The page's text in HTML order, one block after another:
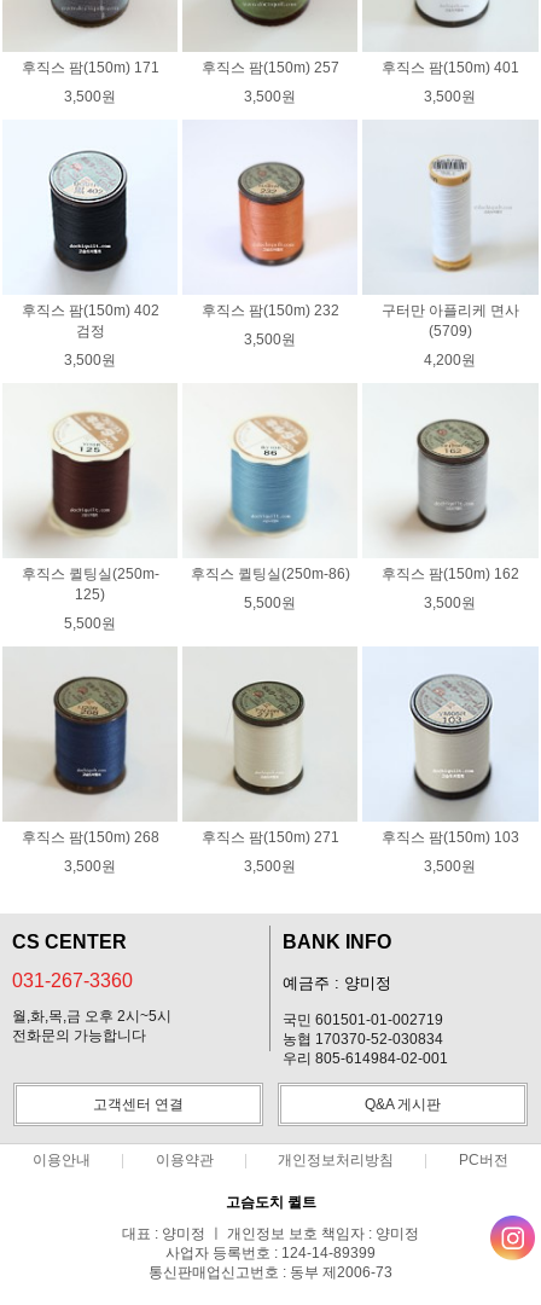
후직스 팜(150m) 171
3,500원
후직스 팜(150m) 257
3,500원
후직스 팜(150m) 401
3,500원
후직스 팜(150m) 402
검정
3,500원
후직스 팜(150m) 232
3,500원
구터만 아플리케 면사
(5709)
4,200원
후직스 퀼팅실(250m-
125)
5,500원
후직스 퀼팅실(250m-86)
5,500원
후직스 팜(150m) 162
3,500원
후직스 팜(150m) 268
3,500원
후직스 팜(150m) 271
3,500원
후직스 팜(150m) 103
3,500원
CS CENTER
031-267-3360
월,화,목,금 오후 2시~5시
전화문의 가능합니다
BANK INFO
예금주 : 양미정
국민 601501-01-002719
농협 170370-52-030834
우리 805-614984-02-001
고객센터 연결 Q&A 게시판
이용안내 이용약관 개인정보처리방침 PC버전
고슴도치 퀼트
대표 : 양미정 ㅣ 개인정보 보호 책임자 : 양미정
사업자 등록번호 : 124-14-89399
통신판매업신고번호 : 동부 제2006-73